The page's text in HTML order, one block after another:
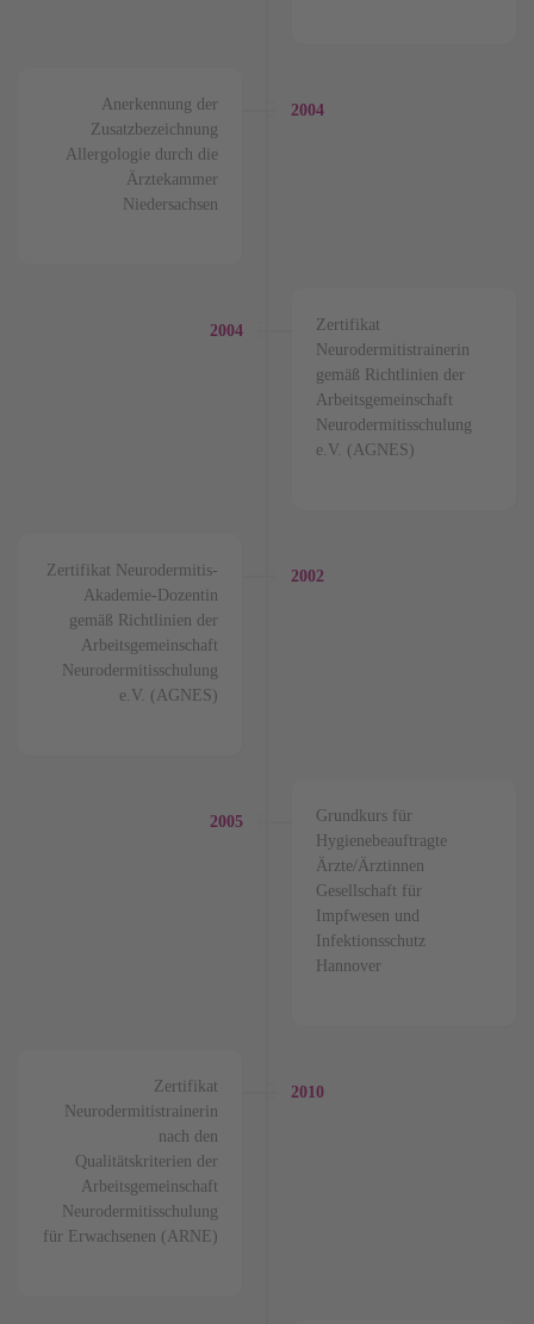
2004
Anerkennung der
Zusatzbezeichnung
Allergologie durch die
Ärztekammer
Niedersachsen
2004
Zertifikat
Neurodermitistrainerin
gemäß Richtlinien der
Arbeitsgemeinschaft
Neurodermitisschulung
e.V. (AGNES)
2002
Zertifikat Neurodermitis-
Akademie-Dozentin
gemäß Richtlinien der
Arbeitsgemeinschaft
Neurodermitisschulung
e.V. (AGNES)
2005
Grundkurs für
Hygienebeauftragte
Ärzte/Ärztinnen
Gesellschaft für
Impfwesen und
Infektionsschutz
Hannover
2010
Zertifikat
Neurodermitistrainerin
nach den
Qualitätskriterien der
Arbeitsgemeinschaft
Neurodermitisschulung
für Erwachsenen (ARNE)